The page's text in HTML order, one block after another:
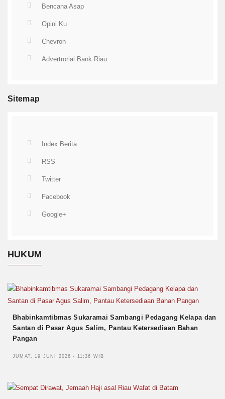
Bencana Asap
Opini Ku
Chevron
Advertrorial Bank Riau
Sitemap
Index Berita
RSS
Twitter
Facebook
Google+
HUKUM
Bhabinkamtibmas Sukaramai Sambangi Pedagang Kelapa dan
Santan di Pasar Agus Salim, Pantau Ketersediaan Bahan
Pangan
JUMAT, 19 JUNI 2026 - 11:36 WIB